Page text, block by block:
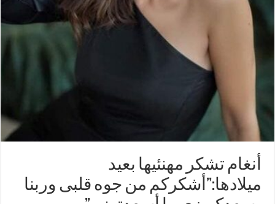
أنغام تشكر مهنئيها بعيد
ميلادها:”أشكركم من جوه قلبى وربنا